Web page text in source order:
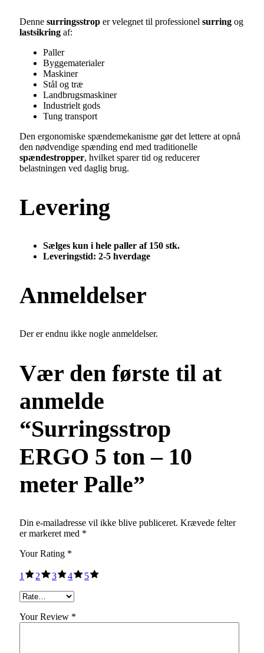
Denne surringsstrop er velegnet til professionel surring og
lastsikring af:
Paller
Byggematerialer
Maskiner
Stål og træ
Landbrugsmaskiner
Industrielt gods
Tung transport
Den ergonomiske spændemekanisme gør det lettere at opnå
den nødvendige spænding end med traditionelle
spændestropper, hvilket sparer tid og reducerer
belastningen ved daglig brug.
Levering
Sælges kun i hele paller af 150 stk.
Leveringstid: 2-5 hverdage
Anmeldelser
Der er endnu ikke nogle anmeldelser.
Vær den første til at
anmelde
“Surringsstrop
ERGO 5 ton – 10
meter Palle”
Din e-mailadresse vil ikke blive publiceret. Krævede felter
er markeret med *
Your Rating *
1 2 3 4 5
Your Review *